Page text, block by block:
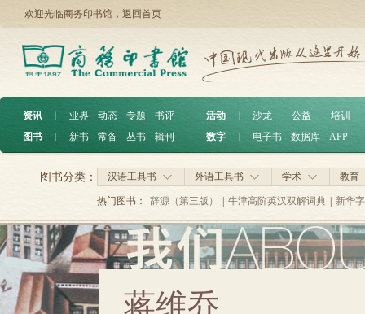
欢迎光临商务印书馆， 返回首页
资讯 ︱ 业界 动态 专题
书评
图书
︱ 新书 常备 丛书 辑刊
活动 沙龙 公益
培训
数字
电子书 数据库 APP
汉语工具书 外语工具书 学术 教育
图书分类：
热门图书： 辞源（第三版） 牛津高阶英汉双解词典 新华
蒋维乔